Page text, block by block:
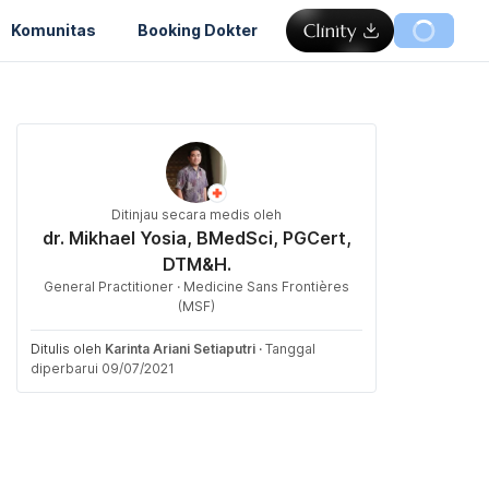
Komunitas Booking Dokter
Ditinjau secara medis oleh
dr. Mikhael Yosia, BMedSci, PGCert,
DTM&H.
General Practitioner · Medicine Sans Frontières
(MSF)
Ditulis oleh Karinta Ariani Setiaputri · Tanggal
diperbarui 09/07/2021